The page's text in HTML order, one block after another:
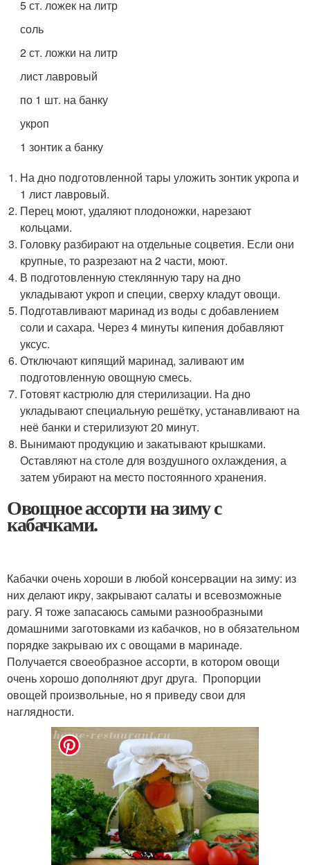
5 ст. ложек на литр
соль
2 ст. ложки на литр
лист лавровый
по 1 шт. на банку
укроп
1 зонтик а банку
На дно подготовленной тары уложить зонтик укропа и
1 лист лавровый.
Перец моют, удаляют плодоножки, нарезают
кольцами.
Головку разбирают на отдельные соцветия. Если они
крупные, то разрезают на 2 части, моют.
В подготовленную стеклянную тару на дно
укладывают укроп и специи, сверху кладут овощи.
Подготавливают маринад из воды с добавлением
соли и сахара. Через 4 минуты кипения добавляют
уксус.
Отключают кипящий маринад, заливают им
подготовленную овощную смесь.
Готовят кастрюлю для стерилизации. На дно
укладывают специальную решётку, устанавливают на
неё банки и стерилизуют 20 минут.
Вынимают продукцию и закатывают крышками.
Оставляют на столе для воздушного охлаждения, а
затем убирают на место постоянного хранения.
Овощное ассорти на зиму с
кабачками.
Кабачки очень хороши в любой консервации на зиму: из
них делают икру, закрывают салаты и всевозможные
рагу. Я тоже запасаюсь самыми разнообразными
домашними заготовками из кабачков, но в обязательном
порядке закрываю их с овощами в маринаде.
Получается своеобразное ассорти, в котором овощи
очень хорошо дополняют друг друга. Пропорции
овощей произвольные, но я приведу свои для
наглядности.